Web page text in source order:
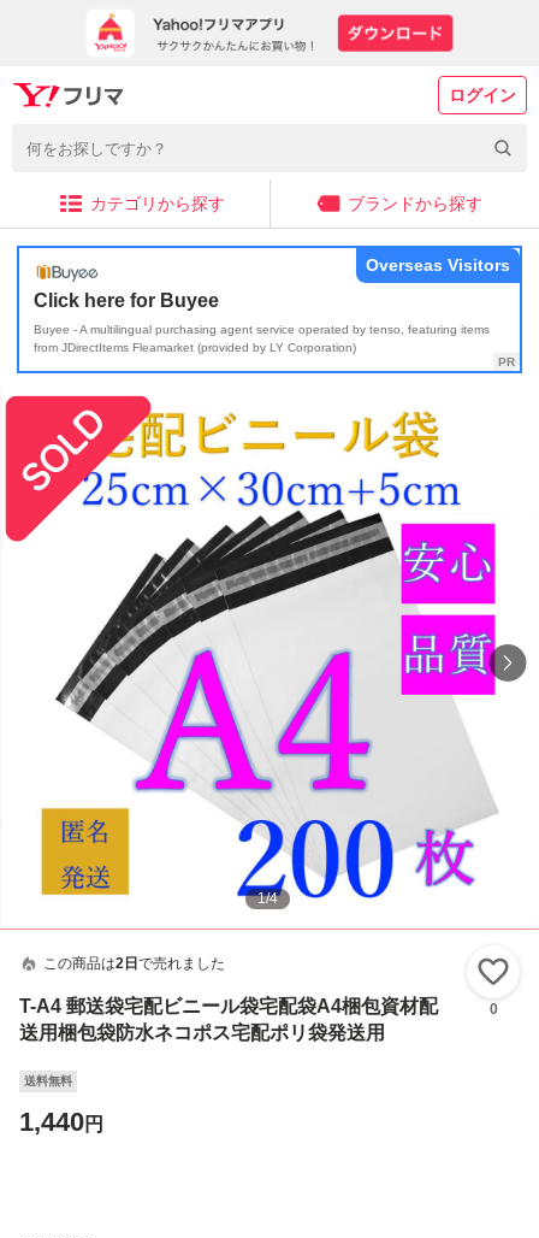
ログイン
カテゴリから探す ブランドから探す
Click here for Buyee
Buyee - A multilingual purchasing agent service operated by tenso, featuring items
from JDirectItems Fleamarket (provided by LY Corporation)
Overseas Visitors
1/4
この商品は2日 で売れました
T-A4 郵送袋宅配ビニール袋宅配袋A4梱包資材配
送用梱包袋防水ネコポス宅配ポリ袋発送用
0
送料無料
1,440円